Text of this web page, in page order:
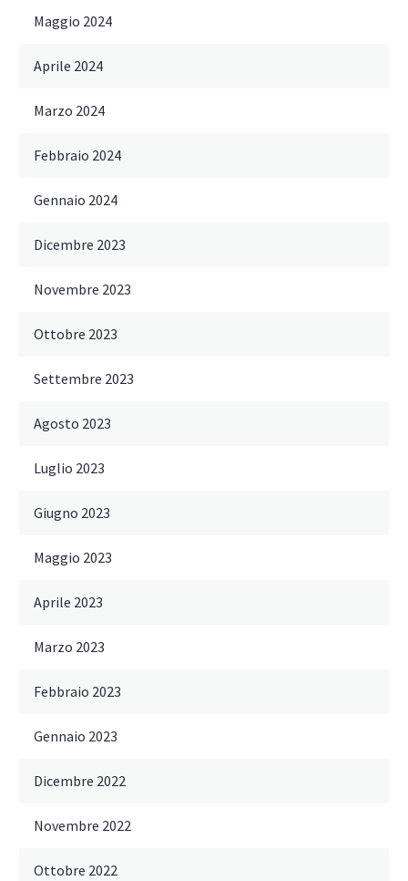
Maggio 2024
Aprile 2024
Marzo 2024
Febbraio 2024
Gennaio 2024
Dicembre 2023
Novembre 2023
Ottobre 2023
Settembre 2023
Agosto 2023
Luglio 2023
Giugno 2023
Maggio 2023
Aprile 2023
Marzo 2023
Febbraio 2023
Gennaio 2023
Dicembre 2022
Novembre 2022
Ottobre 2022